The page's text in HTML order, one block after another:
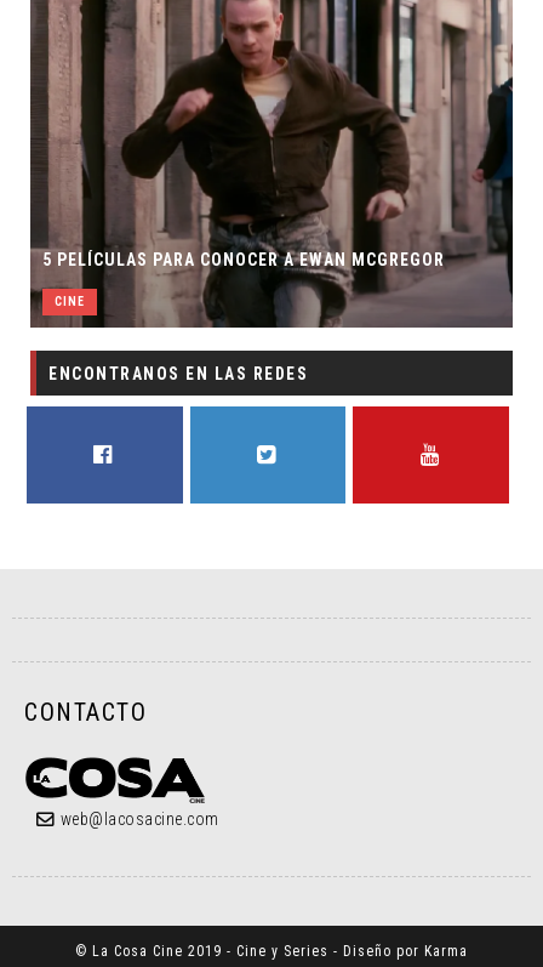
5 PELÍCULAS PARA CONOCER A EWAN MCGREGOR
CINE
ENCONTRANOS EN LAS REDES
CONTACTO
web@lacosacine.com
© La Cosa Cine 2019 - Cine y Series - Diseño por Karma